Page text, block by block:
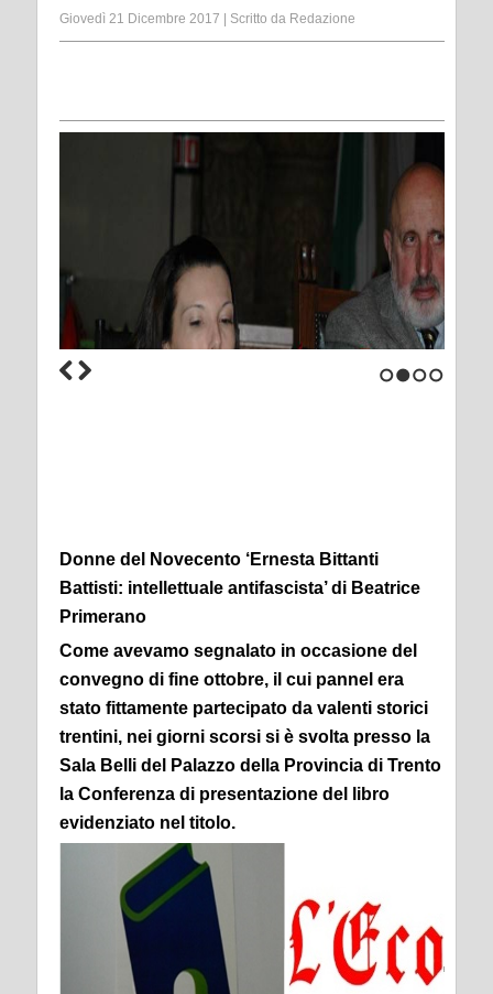
Giovedì 21 Dicembre 2017 Scritto da Redazione
Donne del Novecento ‘Ernesta Bittanti
Battisti: intellettuale antifascista’ di Beatrice
Primerano
Come avevamo segnalato in occasione del
convegno di fine ottobre, il cui pannel era
stato fittamente partecipato da valenti storici
trentini, nei giorni scorsi si è svolta presso la
Sala Belli del Palazzo della Provincia di Trento
la Conferenza di presentazione del libro
evidenziato nel titolo.